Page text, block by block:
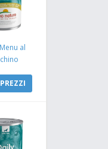
al